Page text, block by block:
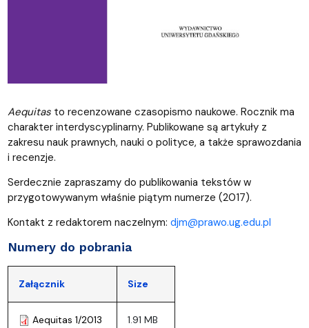
Aequitas to recenzowane czasopismo naukowe. Rocznik ma
charakter interdyscyplinarny. Publikowane są artykuły z
zakresu nauk prawnych, nauki o polityce, a także sprawozdania
i recenzje.
Serdecznie zapraszamy do publikowania tekstów w
przygotowywanym właśnie piątym numerze (2017).
Kontakt z redaktorem naczelnym: djm@prawo.ug.edu.pl
Numery do pobrania
Załącznik Size
Aequitas 1/2013 1.91 MB